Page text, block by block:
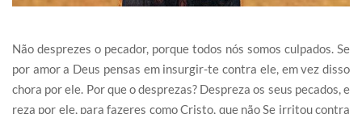
Não desprezes o pecador, porque todos nós somos culpados. Se
por amor a Deus pensas em insurgir-te contra ele, em vez disso
chora por ele. Por que o desprezas? Despreza os seus pecados, e
reza por ele, para fazeres como Cristo, que não Se irritou contra